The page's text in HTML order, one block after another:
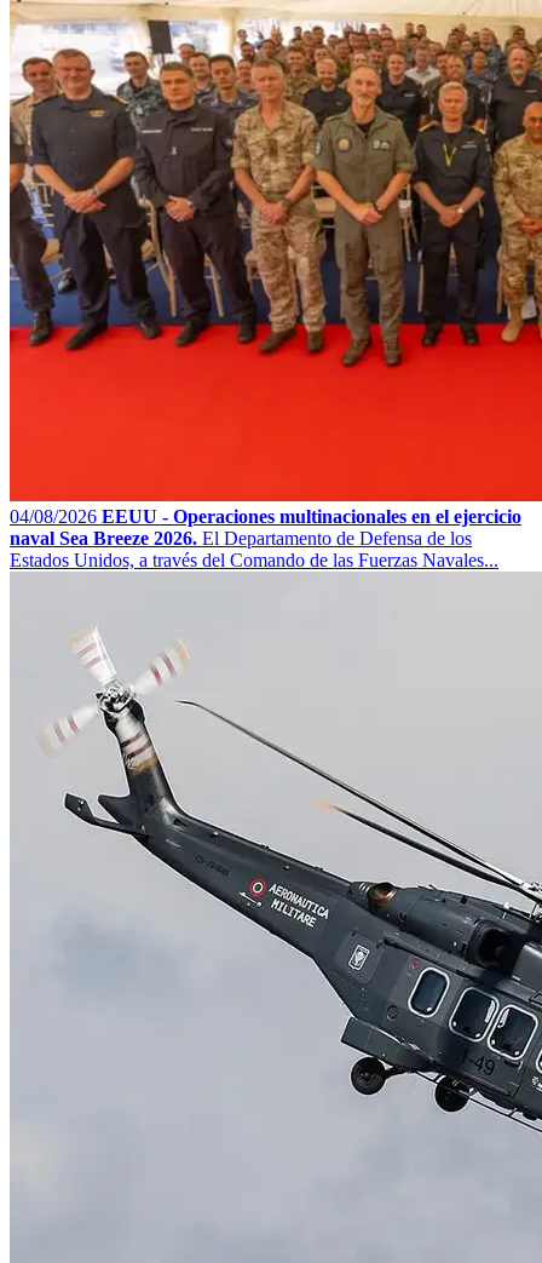
04/08/2026 EEUU - Operaciones multinacionales en el ejercicio
naval Sea Breeze 2026. El Departamento de Defensa de los
Estados Unidos, a través del Comando de las Fuerzas Navales...